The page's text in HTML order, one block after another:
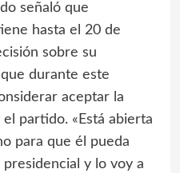
señaló que
hasta el 20 de
sobre su
durante este
aceptar la
partido. «Está abierta
para que él pueda
presidencial y lo voy a